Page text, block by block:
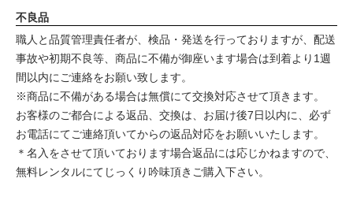
不良品
職人と品質管理責任者が、検品・発送を行っておりますが、配送
事故や初期不良等、商品に不備が御座います場合は到着より1週
間以内にご連絡をお願い致します。
※商品に不備がある場合は無償にて交換対応させて頂きます。
お客様のご都合による返品、交換は、お届け後7日以内に、必ず
お電話にてご連絡頂いてからの返品対応をお願いいたします。
＊名入をさせて頂いております場合返品には応じかねますので、
無料レンタルにてじっくり吟味頂きご購入下さい。